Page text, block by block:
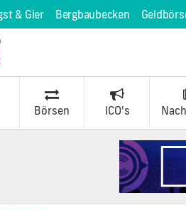
& Gier Bergbaubecken
Börsen ICO's